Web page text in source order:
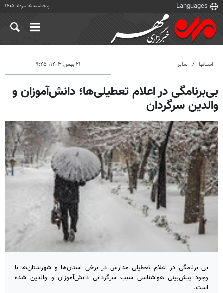
پنجشنبه ۱۵ مرداد ۱۴۰۵
استانها سایر ۲۱ بهمن ۱۴۰۳، ۹:۴۵
بی‌برنامگی در اعلام تعطیلی‌ها؛ دانش‌آموزان و
والدین سرگردان
بی برنامگی در اعلام تعطیلی مدارس در برخی استان‌ها و شهرستان‌ها با
وجود پیش‌بینی هواشناسی سبب سرگردانی دانش‌آموزان و والدین شده
است.